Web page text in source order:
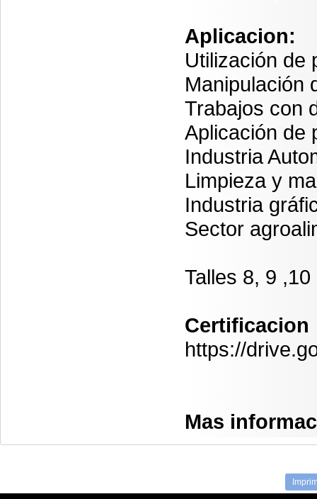
Aplicacion:
Utilización de
Manipulación
Trabajos con
Aplicación de
Industria
Limpieza y
Industria
Sector
Talles 8, 9 ,10
Certificacion
https://
Mas